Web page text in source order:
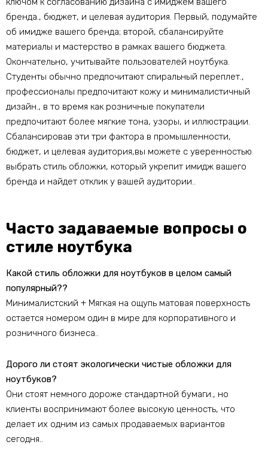
бренда., бюджет, и целевая аудитория. Первый, подумайте
об имидже вашего бренда; второй, сбалансируйте
материалы и мастерство в рамках вашего бюджета.
Окончательно, учитывайте пользователей ноутбука.
Студенты обычно предпочитают спиральный переплет.,
профессионалы предпочитают кожу и минималистичный
дизайн., в то время как розничные покупатели
предпочитают более мягкие тона, узоры, и иллюстрации.
Сбалансировав эти три фактора в промышленности,
бюджет, и целевая аудитория,вы можете с уверенностью
выбрать стиль обложки, который укрепит имидж вашего
бренда и найдет отклик у вашей аудитории..
Часто задаваемые вопросы о
стиле ноутбука
Какой стиль обложки для ноутбуков в целом самый
популярный??
Минималистский + Мягкая на ощупь матовая поверхность
остается номером один в мире для корпоративного и
розничного бизнеса..
Дорого ли стоят экологически чистые обложки для
ноутбуков?
Они стоят немного дороже стандартной бумаги., но
клиенты воспринимают более высокую ценность, что
делает их одним из самых продаваемых вариантов
сегодня..